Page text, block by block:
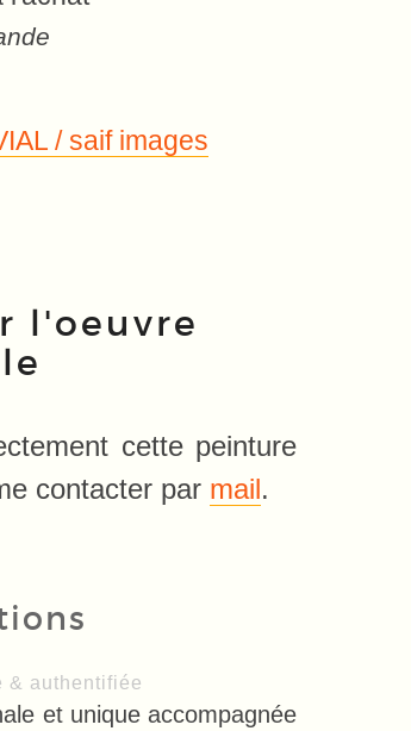
/ saif images
l'oeuvre
cette peinture
contacter par mail.
& authentifiée
et unique accompagnée